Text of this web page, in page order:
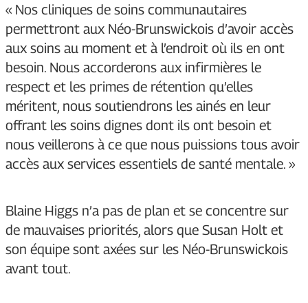
« Nos cliniques de soins communautaires
permettront aux Néo-Brunswickois d’avoir accès
aux soins au moment et à l’endroit où ils en ont
besoin. Nous accorderons aux infirmières le
respect et les primes de rétention qu’elles
méritent, nous soutiendrons les ainés en leur
offrant les soins dignes dont ils ont besoin et
nous veillerons à ce que nous puissions tous avoir
accès aux services essentiels de santé mentale. »
Blaine Higgs n’a pas de plan et se concentre sur
de mauvaises priorités, alors que Susan Holt et
son équipe sont axées sur les Néo-Brunswickois
avant tout.